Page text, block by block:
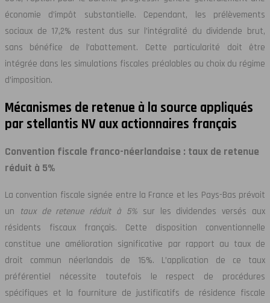
économie d’impôt substantielle. Cependant, les prélèvements
sociaux de 17,2% restent dus sur l’intégralité du dividende brut,
sans bénéfice de l’abattement. Cette particularité doit être
intégrée dans les simulations fiscales préalables au choix du régime
d’imposition.
Mécanismes de retenue à la source appliqués
par stellantis NV aux actionnaires français
Convention fiscale franco-néerlandaise : taux de retenue
réduit à 5%
La convention fiscale signée entre la France et les Pays-Bas prévoit
un
taux de retenue réduit à 5% sur les dividendes versés aux
résidents fiscaux français. Cette disposition conventionnelle
constitue une amélioration significative par rapport au taux de
droit commun néerlandais de 15%. L’application de ce taux
préférentiel nécessite toutefois le respect de procédures
spécifiques et la fourniture de justificatifs de résidence fiscale